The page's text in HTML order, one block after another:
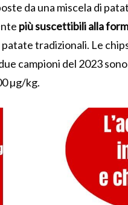
da una miscela di
più suscettibili alla
tradizionali. Le
campioni del 2023
µg/kg.